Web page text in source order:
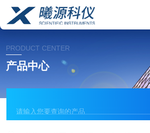
PRODUCT CENTER
产品中心